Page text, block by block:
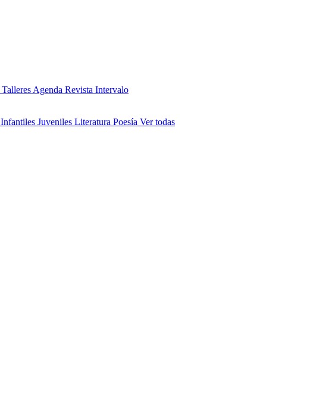
Talleres Agenda Revista Intervalo
Infantiles Juveniles Literatura Poesía Ver todas